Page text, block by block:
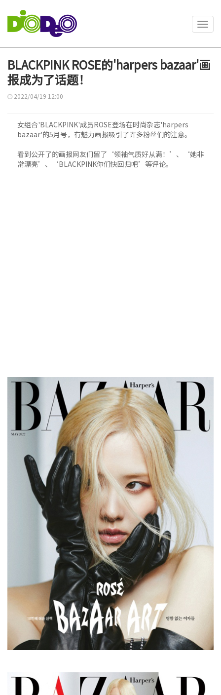
BLACKPINK ROSE的'harpers bazaar'画
报成为了话题！
2022/04/19 12:00
女组合'BLACKPINK'成员ROSE登场在时尚杂志'harpers
bazaar'的5月号，有魅力画报吸引了许多粉丝们的注意。
看到公开了的画报网友们留了‘领袖气质好从满！’、‘她非
常漂亮’、‘BLACKPINK你们快回归吧’等评论。